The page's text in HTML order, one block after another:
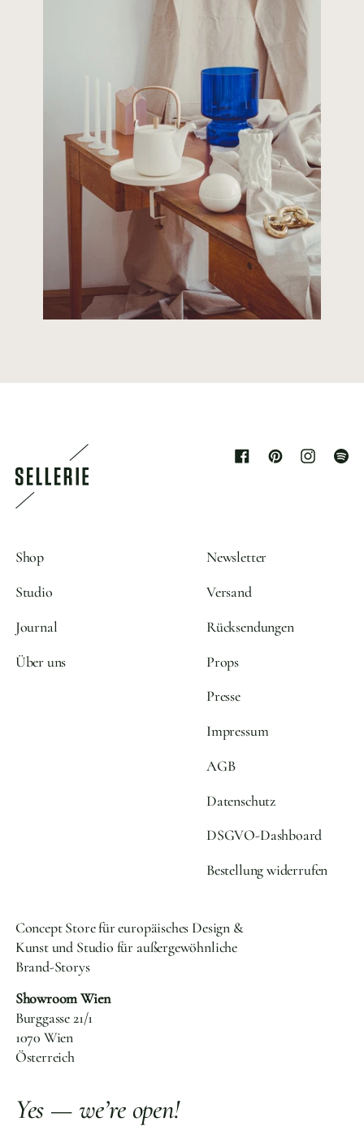
Facebook Pinterest Instagram
Shop
Studio
Journal
Über uns
Newsletter
Versand
Rücksendungen
Props
Presse
Impressum
AGB
Datenschutz
DSGVO-Dashboard
Bestellung widerrufen
Concept Store für europäisches Design &
Kunst und Studio für außergewöhnliche
Brand-Storys
Showroom Wien
Burggasse 21/1
1070 Wien
Österreich
Yes — we’re open!